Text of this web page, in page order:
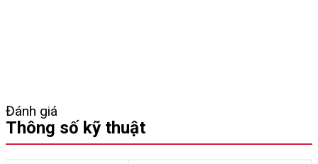
Đánh giá
Thông số kỹ thuật